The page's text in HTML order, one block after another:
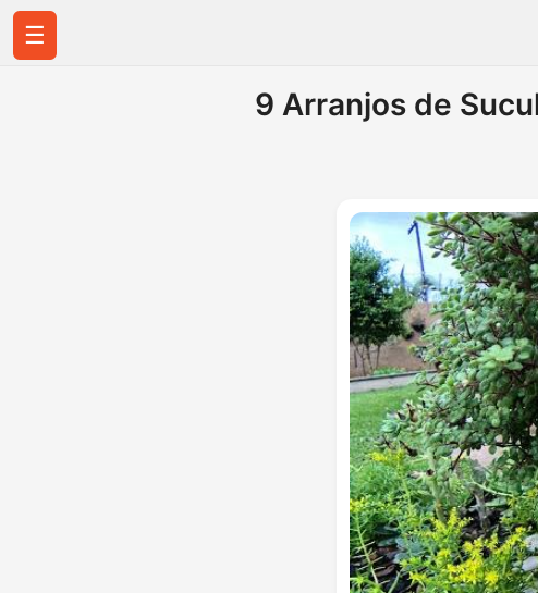
☰
9 Arranjos de